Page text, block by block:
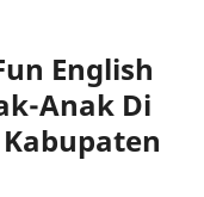
English
Anak Di